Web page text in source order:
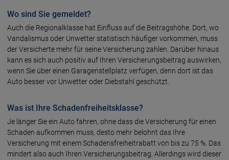
Wo sind Sie gemeldet?
Auch die Regionalklasse hat Einfluss auf die Beitragshöhe. Dort, wo
Vandalismus oder Unwetter statistisch häufiger vorkommen, muss
der Versicherte mehr für seine Versicherung zahlen. Darüber hinaus
kann es sich auch positiv auf Ihren Versicherungsbeitrag auswirken,
wenn Sie über einen Garagenstellplatz verfügen, denn dort ist das
Auto besser vor Unwetter oder Diebstahl geschützt.
Was ist Ihre Schadenfreiheitsklasse?
Je länger Sie ein Auto fahren, ohne dass die Versicherung für einen
Schaden aufkommen muss, desto mehr belohnt das Ihre
Versicherung mit einem Schadensfreiheitrabatt von bis zu 75 %. Das
mindert also auch Ihren Versicherungsbeitrag. Allerdings wird dieser